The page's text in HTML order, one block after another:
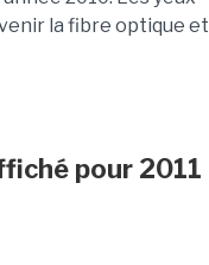
la fibre optique et
pour 2011